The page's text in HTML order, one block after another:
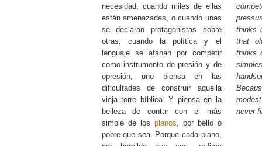
necesidad, cuando miles de ellas
están amenazadas, o cuando unas
se declaran protagonistas sobre
otras, cuando la política y el
lenguaje se afanan por competir
como instrumento de presión y de
opresión, uno piensa en las
dificultades de construir aquella
vieja torre bíblica. Y piensa en la
belleza de contar con el más
simple de los planos, por bello o
pobre que sea. Porque cada plano,
thinks
that
thinks
never